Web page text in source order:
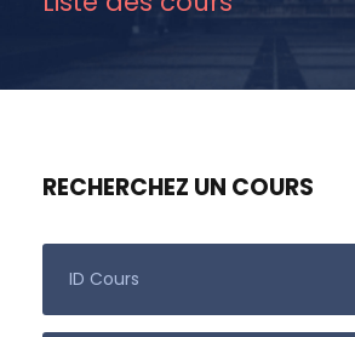
RECHERCHEZ UN COURS